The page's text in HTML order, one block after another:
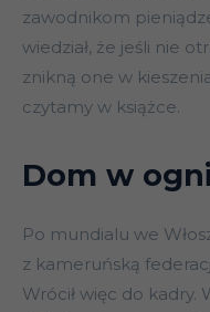
zawodnikom
wiedział, że jeśli nie
znikną one w
czytamy w książce.
Dom w
Po mundialu we
z kameruńską
Wrócił więc do kadry.